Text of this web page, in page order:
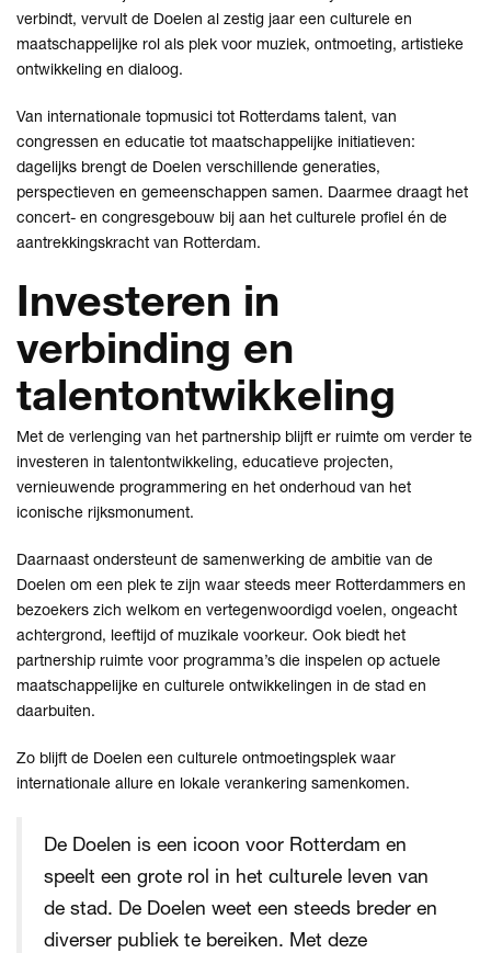
verbindt, vervult de Doelen al zestig jaar een culturele en
maatschappelijke rol als plek voor muziek, ontmoeting, artistieke
ontwikkeling en dialoog.
Van internationale topmusici tot Rotterdams talent, van
congressen en educatie tot maatschappelijke initiatieven:
dagelijks brengt de Doelen verschillende generaties,
perspectieven en gemeenschappen samen. Daarmee draagt het
concert- en congresgebouw bij aan het culturele profiel én de
aantrekkingskracht van Rotterdam.
Investeren in
verbinding en
talentontwikkeling
Met de verlenging van het partnership blijft er ruimte om verder te
investeren in talentontwikkeling, educatieve projecten,
vernieuwende programmering en het onderhoud van het
iconische rijksmonument.
Daarnaast ondersteunt de samenwerking de ambitie van de
Doelen om een plek te zijn waar steeds meer Rotterdammers en
bezoekers zich welkom en vertegenwoordigd voelen, ongeacht
achtergrond, leeftijd of muzikale voorkeur. Ook biedt het
partnership ruimte voor programma’s die inspelen op actuele
maatschappelijke en culturele ontwikkelingen in de stad en
daarbuiten.
Zo blijft de Doelen een culturele ontmoetingsplek waar
internationale allure en lokale verankering samenkomen.
De Doelen is een icoon voor Rotterdam en
speelt een grote rol in het culturele leven van
de stad. De Doelen weet een steeds breder en
diverser publiek te bereiken. Met deze